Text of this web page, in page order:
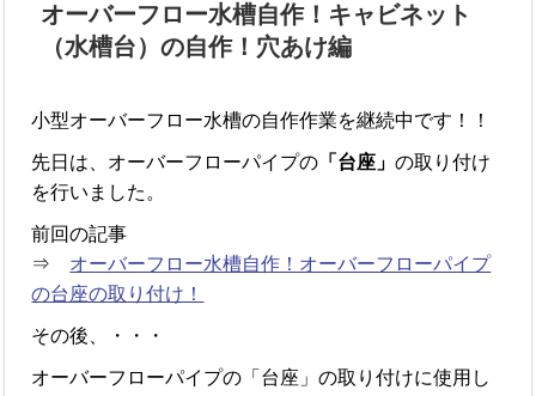
オーバーフロー水槽自作！キャビネット
（水槽台）の自作！穴あけ編
小型オーバーフロー水槽の自作作業を継続中です！！
先日は、オーバーフローパイプの 「台座」の取り付け
を行いました。
前回の記事
⇒ オーバーフロー水槽自作！オーバーフローパイプ
の台座の取り付け！
その後、・・・
オーバーフローパイプの「台座」の取り付けに使用し